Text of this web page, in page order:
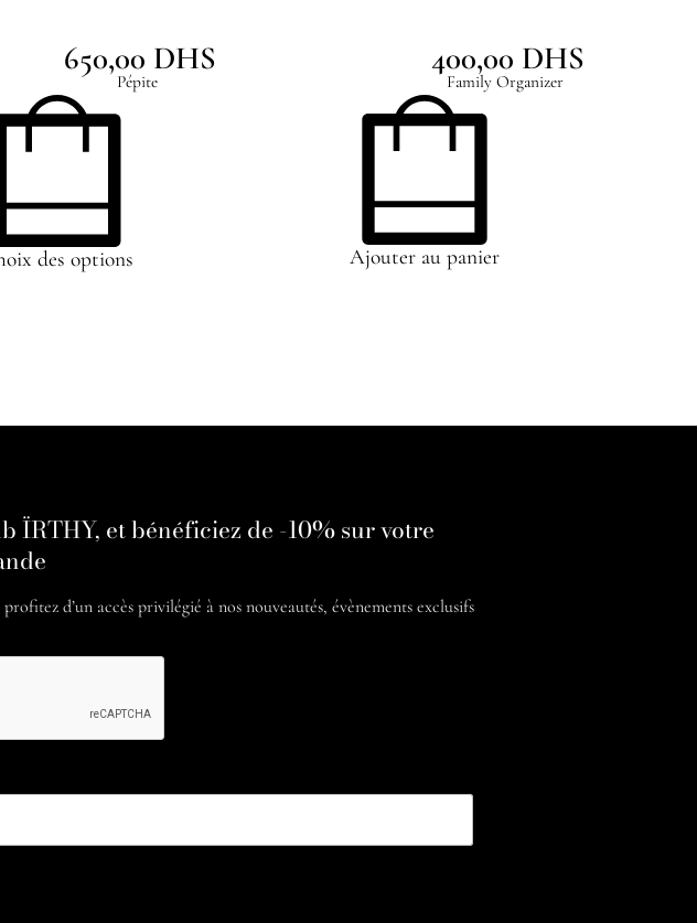
Pépite
650,00 DHS
des options
Family Organizer
400,00 DHS
Ajouter au panier
ÏRTHY, et bénéficiez de -10% sur votre
d’un accès privilégié à nos nouveautés, évènements exclusifs